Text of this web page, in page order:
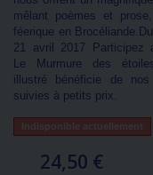
mêlant poèmes et
féerique en
21 avril 2017 Participez
Le Murmure des
illustré bénéficie de nos
suivies à petits prix.
Indisponible actuellement
24,50 €